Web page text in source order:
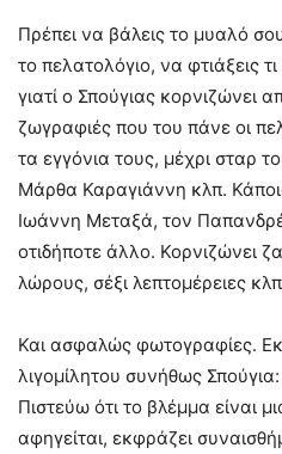
Πρέπει να βάλεις το μυαλό
το πελατολόγιο, να φτιάξεις
γιατί ο Σπούγιας κορνιζώνει
ζωγραφιές που του πάνε οι
τα εγγόνια τους, μέχρι σταρ
Μάρθα Καραγιάννη κλπ.
Ιωάννη Μεταξά, τον
οτιδήποτε άλλο. Κορνιζώνει
λώρους, σέξι λεπτομέρειες
Και ασφαλώς φωτογραφίες.
λιγομίλητου συνήθως
Πιστεύω ότι το βλέμμα είναι
αφηγείται, εκφράζει